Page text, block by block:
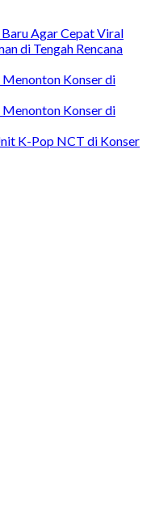
Agar Cepat Viral
di Tengah Rencana
Konser di
Konser di
K-Pop NCT di Konser